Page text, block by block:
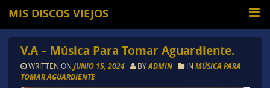
MIS DISCOS VIEJOS
V.A – Música Para Tomar Aguardiente.
WRITTEN ON JUNIO 15, 2024 BYADMIN IN MÚSICA PARA
TOMAR AGUARDIENTE